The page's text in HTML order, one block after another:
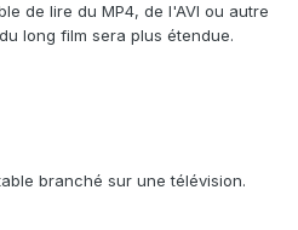
de lire du MP4, de l'AVI ou autre
long film sera plus étendue.
branché sur une télévision.